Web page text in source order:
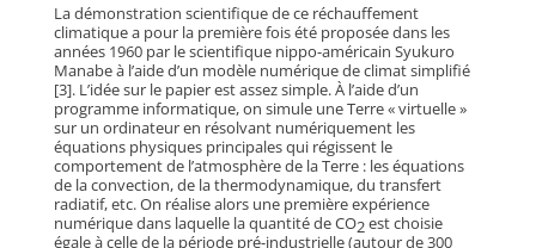
La démonstration scientifique de ce réchauffement
climatique a pour la première fois été proposée dans les
années 1960 par le scientifique nippo-américain Syukuro
Manabe à l’aide d’un modèle numérique de climat simplifié
[3]. L’idée sur le papier est assez simple. À l’aide d’un
programme informatique, on simule une Terre « virtuelle »
sur un ordinateur en résolvant numériquement les
équations physiques principales qui régissent le
comportement de l’atmosphère de la Terre : les équations
de la convection, de la thermodynamique, du transfert
radiatif, etc. On réalise alors une première expérience
numérique dans laquelle la quantité de CO2est choisie
égale à celle de la période pré-industrielle (autour de 300